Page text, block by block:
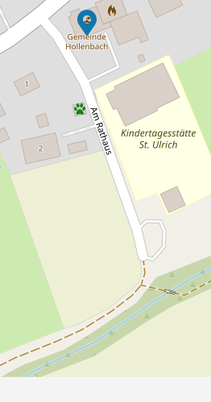
Essen & Trinken